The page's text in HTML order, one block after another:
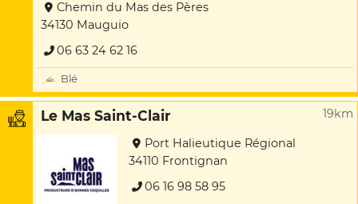
Chemin du Mas des Pères
34130 Mauguio
06 63 24 62 16
Blé
Le Mas Saint-Clair 19km
Port Halieutique Régional
34110 Frontignan
06 16 98 58 95